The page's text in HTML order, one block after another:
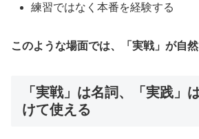
練習ではなく本番を経験する
このような場面では、「実戦」が自然
「実戦」は名詞、「実践」
けて使える